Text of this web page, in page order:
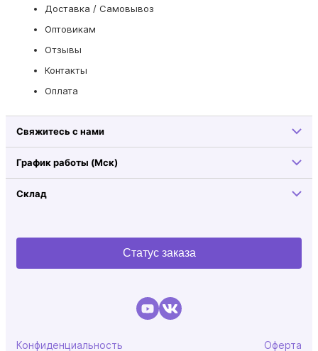
Доставка / Самовывоз
Оптовикам
Отзывы
Контакты
Оплата
Свяжитесь с нами
График работы (Мск)
Склад
Статус заказа
Конфиденциальность Оферта